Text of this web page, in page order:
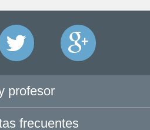
profesor
frecuentes